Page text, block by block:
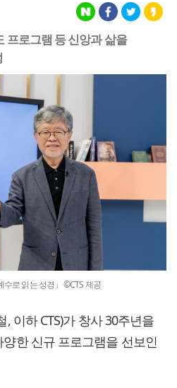
프로그램 등 신앙과 삶을
수로 읽는 성경」 ©CTS 제공
, 이하 CTS)가 창사 30주년을
한 신규 프로그램을 선보인